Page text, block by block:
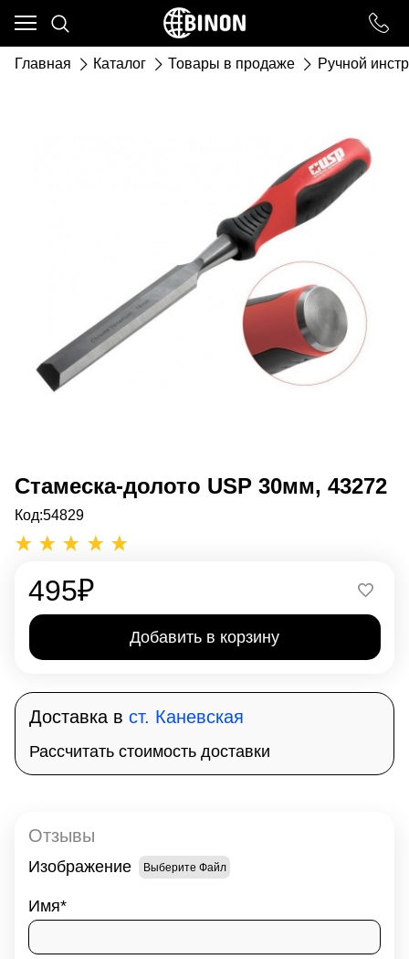
Главная Каталог Товары в продаже Ручной
Стамеска-долото USP 30мм, 43272
Код:54829
495₽
Добавить в корзину
Доставка в ст. Каневская
Рассчитать стоимость доставки
Отзывы
Изображение Выберите Файл
Имя
Ваш город - ст. Каневская,
угадали?
ДА НЕТ